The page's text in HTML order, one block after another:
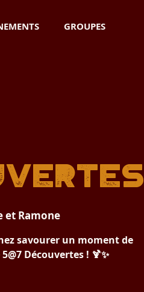
GROUPES
et Ramone
savourer un moment de
Découvertes ! 🍹✨